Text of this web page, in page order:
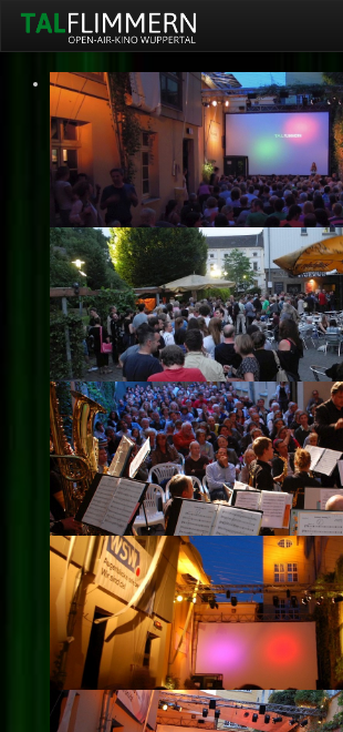
Home
Programm
Service
Ticketinfos
Ort
Anreise
Wetter
Kinogutschein
Konzept
Archiv
Kontakt
Impressum
Datenschutz